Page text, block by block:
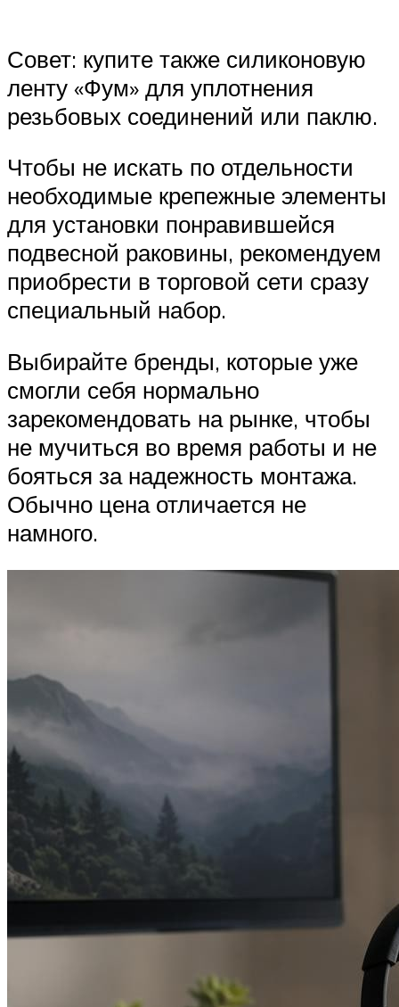
Совет: купите также силиконовую
ленту «Фум» для уплотнения
резьбовых соединений или паклю.
Чтобы не искать по отдельности
необходимые крепежные элементы
для установки понравившейся
подвесной раковины, рекомендуем
приобрести в торговой сети сразу
специальный набор.
Выбирайте бренды, которые уже
смогли себя нормально
зарекомендовать на рынке, чтобы
не мучиться во время работы и не
бояться за надежность монтажа.
Обычно цена отличается не
намного.